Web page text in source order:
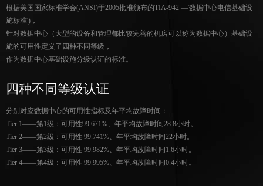
根据美国国家标准学会(ANSI)于2005批准颁布的TIA-942 —'数据中心电信基础设
施标准')，
针对数据中心（大型的设备和管理都比较完善的机房可以称为数据中心）基础设
施的可用性定义了四种不同等级，
作为数据中心基础设施分级认证的标准。
四种不同等级认证
分别对应数据中心的可用性指标及年平均故障时间：
Tier 1——第1级：可用性99.671%、年平均故障时间28.8小时。
Tier 2——第2级：可用性 99.741%、年平均故障时间22小时。
Tier 3——第3级：可用性 99.982%、年平均故障时间1.6小时。
Tier 4——第4级：可用性 99.995%、年平均故障时间0.4小时。